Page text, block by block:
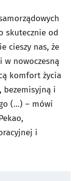
skutecznie od
cieszy nas, że
w nowoczesną
komfort życia
bezemisyjną i
(…) – mówi
i